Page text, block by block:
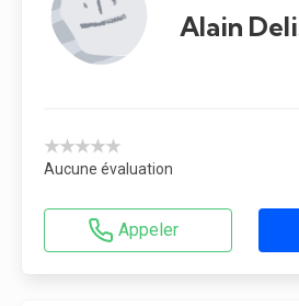
Alain
★★★★★
Aucune évaluation
Appeler